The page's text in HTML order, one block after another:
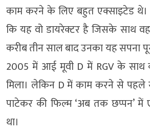
काम करने के लिए बहुत एक्साइटेड थे।
कि यह वो डायरेक्टर है जिसके साथ
करीब तीन साल बाद उनका यह सपना
2005 में आई मूवी D में RGV के साथ
मिला। लेकिन D में काम करने से पहले
पाटेकर की फिल्म ‘अब तक छप्पन’
था।